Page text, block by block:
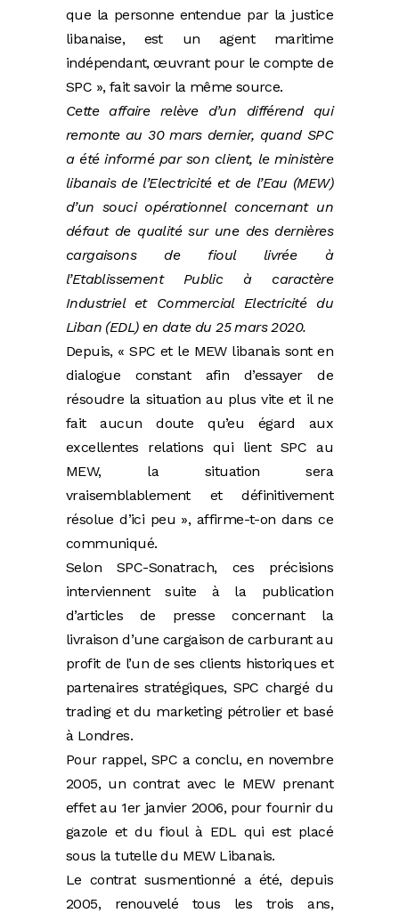
que la personne entendue par la justice
libanaise, est un agent maritime
indépendant, œuvrant pour le compte de
SPC », fait savoir la même source.
Cette affaire relève d’un différend qui
remonte au 30 mars dernier, quand SPC
a été informé par son client, le ministère
libanais de l’Electricité et de l’Eau (MEW)
d’un souci opérationnel concernant un
défaut de qualité sur une des dernières
cargaisons de fioul livrée à
l’Etablissement Public à caractère
Industriel et Commercial Electricité du
Liban (EDL) en date du 25 mars 2020.
Depuis, « SPC et le MEW libanais sont en
dialogue constant afin d’essayer de
résoudre la situation au plus vite et il ne
fait aucun doute qu’eu égard aux
excellentes relations qui lient SPC au
MEW, la situation sera
vraisemblablement et définitivement
résolue d’ici peu », affirme-t-on dans ce
communiqué.
Selon SPC-Sonatrach, ces précisions
interviennent suite à la publication
d’articles de presse concernant la
livraison d’une cargaison de carburant au
profit de l’un de ses clients historiques et
partenaires stratégiques, SPC chargé du
trading et du marketing pétrolier et basé
à Londres.
Pour rappel, SPC a conclu, en novembre
2005, un contrat avec le MEW prenant
effet au 1er janvier 2006, pour fournir du
gazole et du fioul à EDL qui est placé
sous la tutelle du MEW Libanais.
Le contrat susmentionné a été, depuis
2005, renouvelé tous les trois ans,